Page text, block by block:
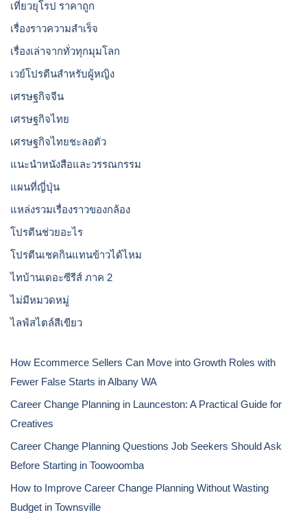
เที่ยวยุโรป ราคาถูก
เรื่องราวความสำเร็จ
เรื่องเล่าจากทั่วทุกมุมโลก
เวย์โปรตีนสำหรับผู้หญิง
เศรษฐกิจจีน
เศรษฐกิจไทย
เศรษฐกิจไทยชะลอตัว
แนะนำหนังสือและวรรณกรรม
แผนที่ญี่ปุ่น
แหล่งรวมเรื่องราวของกล้อง
โปรตีนช่วยอะไร
โปรตีนเชคกินแทนข้าวได้ไหม
ไทบ้านเดอะซีรีส์ ภาค 2
ไม่มีหมวดหมู่
ไลฟ์สไตล์สีเขียว
How Ecommerce Sellers Can Move into Growth Roles with
Fewer False Starts in Albany WA
Career Change Planning in Launceston: A Practical Guide for
Creatives
Career Change Planning Questions Job Seekers Should Ask
Before Starting in Toowoomba
How to Improve Career Change Planning Without Wasting
Budget in Townsville